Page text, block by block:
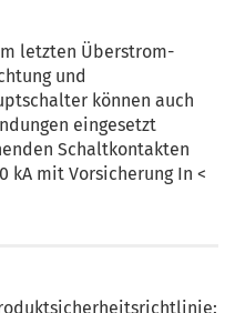
letzten Überstrom-
und
können auch
eingesetzt
Schaltkontakten
kA mit Vorsicherung In <